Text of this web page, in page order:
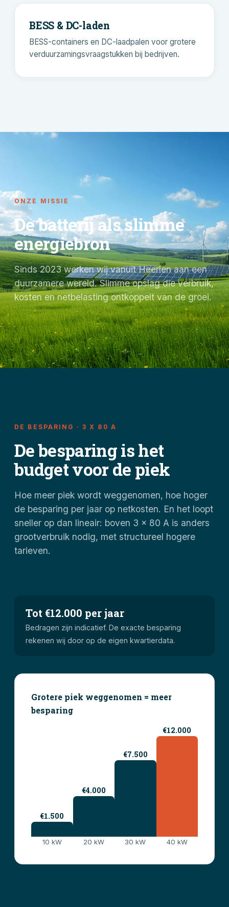
BESS & DC-laden
BESS-containers en DC-laadpalen voor grotere
verduurzamingsvraagstukken bij bedrijven.
ONZE MISSIE
De batterij als slimme
energiebron
Sinds 2023 werken wij vanuit Heerlen aan een
duurzamere wereld. Slimme opslag die verbruik,
kosten en netbelasting ontkoppelt van de groei.
DE BESPARING · 3 X 80 A
De besparing is het
budget voor de piek
Hoe meer piek wordt weggenomen, hoe hoger
de besparing per jaar op netkosten. En het loopt
sneller op dan lineair: boven 3 x 80 A is anders
grootverbruik nodig, met structureel hogere
tarieven.
Tot €12.000 per jaar
Bedragen zijn indicatief. De exacte besparing
rekenen wij door op de eigen kwartierdata.
Grotere piek weggenomen = meer
besparing
€1.500
10 kW
€4.000
20 kW
€7.500
30 kW
€12.000
40 kW